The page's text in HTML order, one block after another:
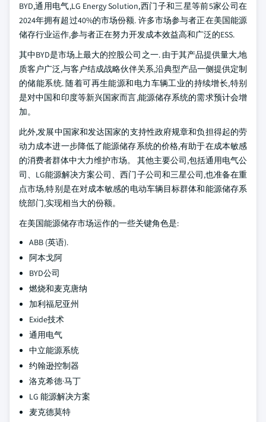
BYD,通用电气,LG Energy Solution,西门子和三星等前5家公司在
2024年拥有超过40%的市场份额. 许多市场参与者正在美国能源
储存行业运作,参与者正在努力开发成本效益高和广泛的ESS.
其中BYD是市场上最大的控股公司之一. 由于其产品提供量大,地
质客户广泛,与客户结成战略伙伴关系,沿典型产品一侧提供定制
的储能系统. 随着可再生能源和电力车辆工业的持续增长,特别
是对中国和印度等新兴国家而言,能源储存系统的需求预计会增
加。
此外,发展中国家和发达国家的支持性政府规章和负担得起的劳
动力成本进一步降低了能源储存系统的价格,有助于在成本敏感
的消费者群体中大力维护市场。 其他主要公司,包括通用电气公
司、LG能源解决方案公司、西门子公司和三星公司,也准备在重
点市场,特别是在对成本敏感的电动车辆目标群体和能源储存系
统部门,实现相当大的份额。
在美国能源储存市场运作的一些关键角色是:
ABB (英语).
阿本戈阿
BYD公司
燃烧和麦克唐纳
加利福尼亚州
Exide技术
通用电气
中立能源系统
约翰逊控制器
洛克希德·马丁
LG 能源解决方案
麦克德莫特